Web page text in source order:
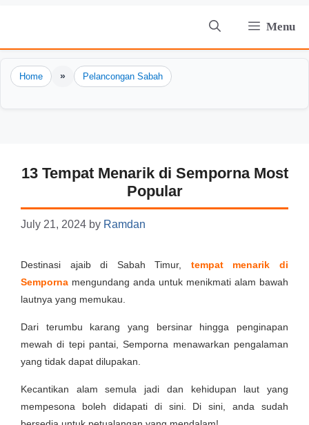
content
Menu
Home » Pelancongan Sabah
13 Tempat Menarik di Semporna Most
Popular
July 21, 2024 by Ramdan
Destinasi ajaib di Sabah Timur, tempat menarik di
Semporna mengundang anda untuk menikmati alam bawah
lautnya yang memukau.
Dari terumbu karang yang bersinar hingga penginapan
mewah di tepi pantai, Semporna menawarkan pengalaman
yang tidak dapat dilupakan.
Kecantikan alam semula jadi dan kehidupan laut yang
mempesona boleh didapati di sini. Di sini, anda sudah